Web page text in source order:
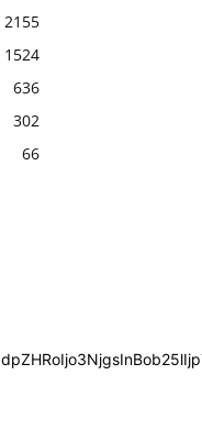
2155
1524
636
302
66